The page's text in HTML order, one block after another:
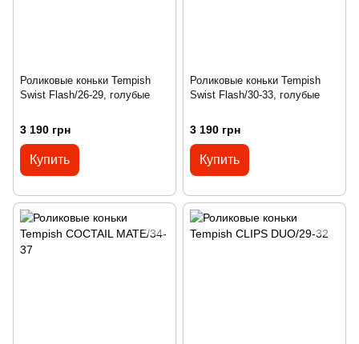
Роликовые коньки Tempish
Swist Flash/26-29, голубые
3 190 грн
Купить
Роликовые коньки Tempish
Swist Flash/30-33, голубые
3 190 грн
Купить